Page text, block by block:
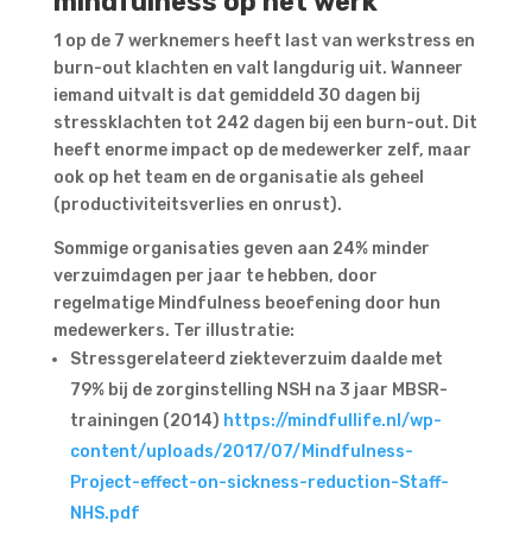
1 op de 7 werknemers heeft last van werkstress en
burn-out klachten en valt langdurig uit. Wanneer
iemand uitvalt is dat gemiddeld 30 dagen bij
stressklachten tot 242 dagen bij een burn-out. Dit
heeft enorme impact op de medewerker zelf, maar
ook op het team en de organisatie als geheel
(productiviteitsverlies en onrust).
Sommige organisaties geven aan 24% minder
verzuimdagen per jaar te hebben, door
regelmatige Mindfulness beoefening door hun
medewerkers. Ter illustratie:
Stressgerelateerd ziekteverzuim daalde met
79% bij de zorginstelling NSH na 3 jaar MBSR-
trainingen (2014) https://mindfullife.nl/wp-
content/uploads/2017/07/Mindfulness-
Project-effect-on-sickness-reduction-Staff-
NHS.pdf